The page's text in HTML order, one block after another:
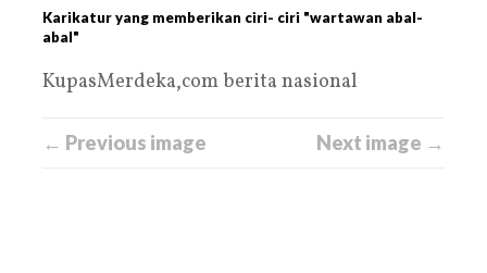
Karikatur yang memberikan ciri- ciri "wartawan abal-
abal"
KupasMerdeka,com berita nasional
← Previous image Next image →